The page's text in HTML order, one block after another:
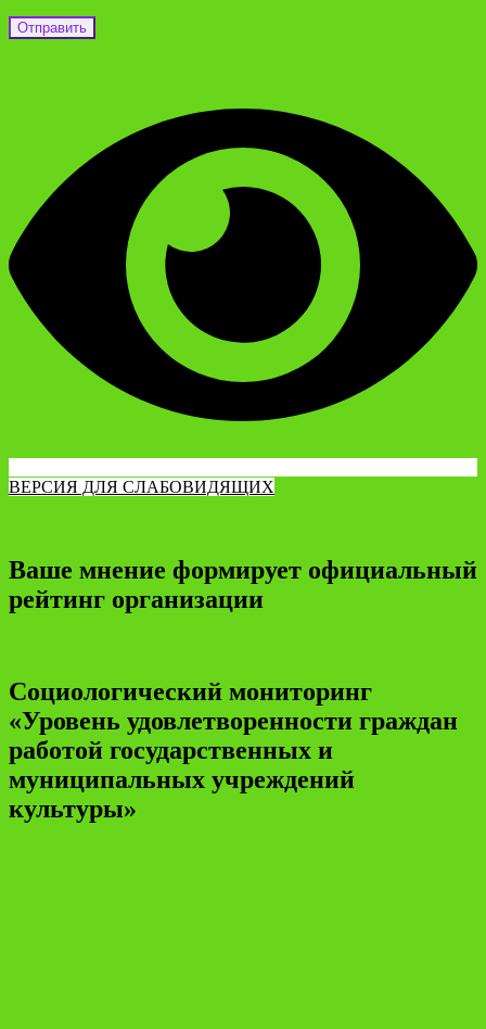
ВЕРСИЯ ДЛЯ СЛАБОВИДЯЩИХ
Ваше мнение формирует официальный
рейтинг организации
Социологический мониторинг
«Уровень удовлетворенности граждан
работой государственных и
муниципальных учреждений
культуры»